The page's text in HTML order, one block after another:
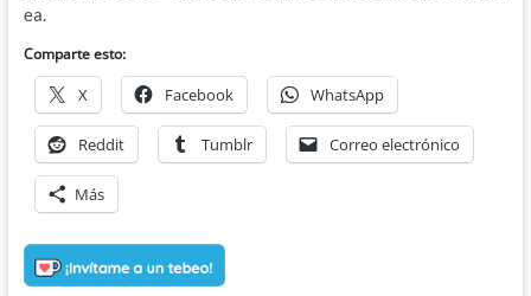
ea.
Comparte esto:
X Facebook WhatsApp
Reddit Tumblr Correo electrónico
Más